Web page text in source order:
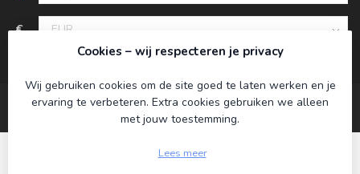
€
Cookies – wij respecteren je privacy
Wij gebruiken cookies om de site goed te laten werken en je
ervaring te verbeteren. Extra cookies gebruiken we alleen
met jouw toestemming.
Lees meer